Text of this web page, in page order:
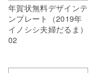
年賀状無料デザインテ
ンプレート（2019年
イノシシ夫婦だるま）
02